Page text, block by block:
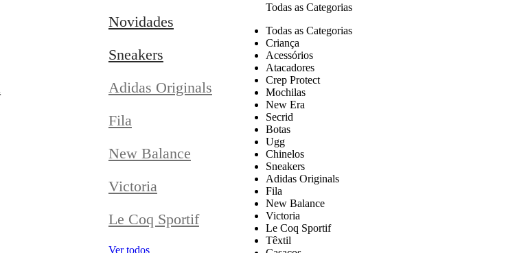
Novidades
Sneakers
Adidas Originals
Fila
New Balance
Victoria
Le Coq Sportif
Ver todos
Todas as Categorias
Todas as Categorias
Criança
Acessórios
Atacadores
Crep Protect
Mochilas
New Era
Secrid
Botas
Ugg
Chinelos
Sneakers
Adidas Originals
Fila
New Balance
Victoria
Le Coq Sportif
Têxtil